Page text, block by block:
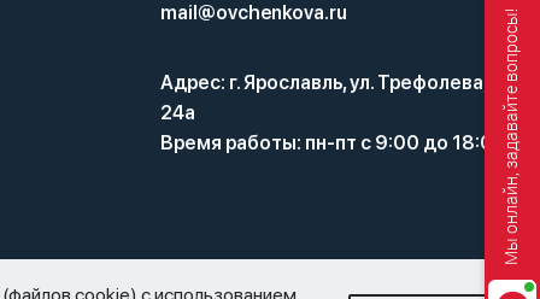
mail@ovchenkova.ru
Адрес: г. Ярославль, ул. Трефолева,
24а
Время работы: пн-пт с 9:00 до 18:00
оборота этилового спирта, алкогольной и
Мы онлайн, задавайте вопросы!